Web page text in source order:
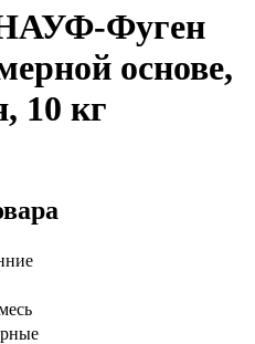
Фуген
основе,
10 кг